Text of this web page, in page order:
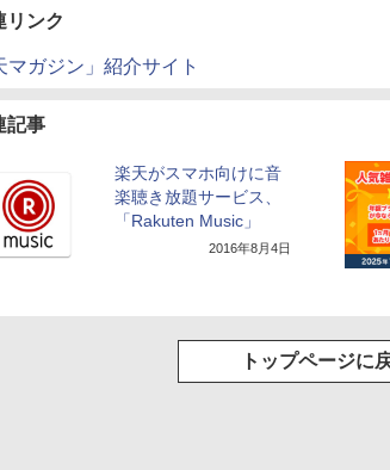
リンク
マガジン」紹介サイト
記事
楽天がスマホ向けに音
楽聴き放題サービス、
「Rakuten Music」
2016年8月4日
トップページに